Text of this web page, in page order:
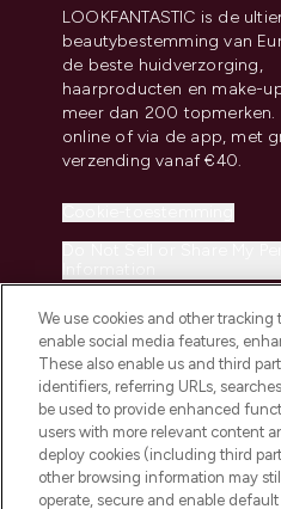
LOOKFANTASTIC is de
beautybestemming van
de beste huidverzorging,
haarproducten en make-
meer dan 200 topmerken.
online of via de app, met
verzending vanaf €40.
Information
2026 THG Beauty Europe
We use cookies and other
enable social media features,
These also enable us and third
identifiers, referring URLs,
be used to provide enhanced
users with more relevant content
deploy cookies (including third
other browsing information may
operate, secure and enable